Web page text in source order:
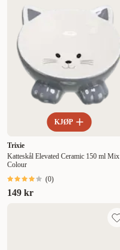
KJØP
Trixie
Katteskål Elevated Ceramic 150 ml Mix
Colour
(0)
149 kr